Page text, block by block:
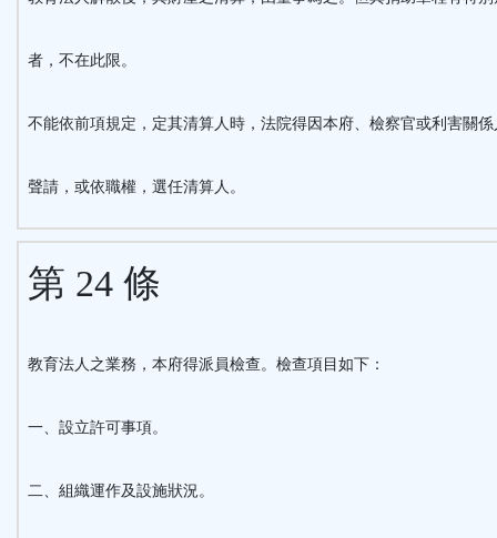
者，不在此限。
不能依前項規定，定其清算人時，法院得因本府、檢察官或利害關係
聲請，或依職權，選任清算人。
第 24 條
教育法人之業務，本府得派員檢查。檢查項目如下：
一、設立許可事項。
二、組織運作及設施狀況。